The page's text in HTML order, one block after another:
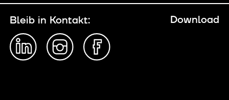
Download
Bleib in Kontakt: